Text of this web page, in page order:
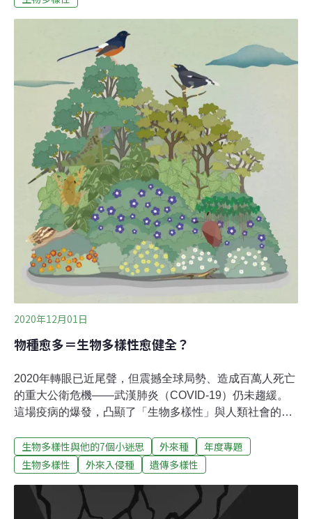
們以前和自然環境、和其他生物的互動都大幅減弱、甚至
消失了。而動物園或水族館等封閉式圈養環境也有其管理
的問題與限制，究竟封閉式圈養環境能不能達到保育的功
效呢？什麼是生態系功能和服務？圈養環境為什麼不能提
供這些生物與生物之間、生物與環境之間的互動，生態學
家稱為「生態系功能（ecosystem function）」和「生態系
服務（ecosystem service）」。兩者的本質是一樣的，唯
一的差別在於，對人類有益的「生態系功能」會特別稱為
「生態系服務」
2020年12月01日
物種愈多＝生物多樣性愈健全？
2020年轉眼已近尾聲，但震撼全球局勢、造成百萬人死亡
的重大公衛危機——武漢肺炎（COVID-19）仍未趨緩。
這場疫病的爆發，凸顯了「生物多樣性」與人類社會的距
——例如砍伐森林、盜獵野生物、吃野味，那麼未來還會
再發生更多全球流行疫病。因此儘管國內只有三成民眾正
樣性密切相關。「生物多樣性」是所有生命現象的統稱，
任何有關的事物，都是生物多樣性的範疇。而且，所有的
生物多樣性與他的7個小迷思 外來種
年度專題
生物多樣性
外來入侵種 遺傳多樣性